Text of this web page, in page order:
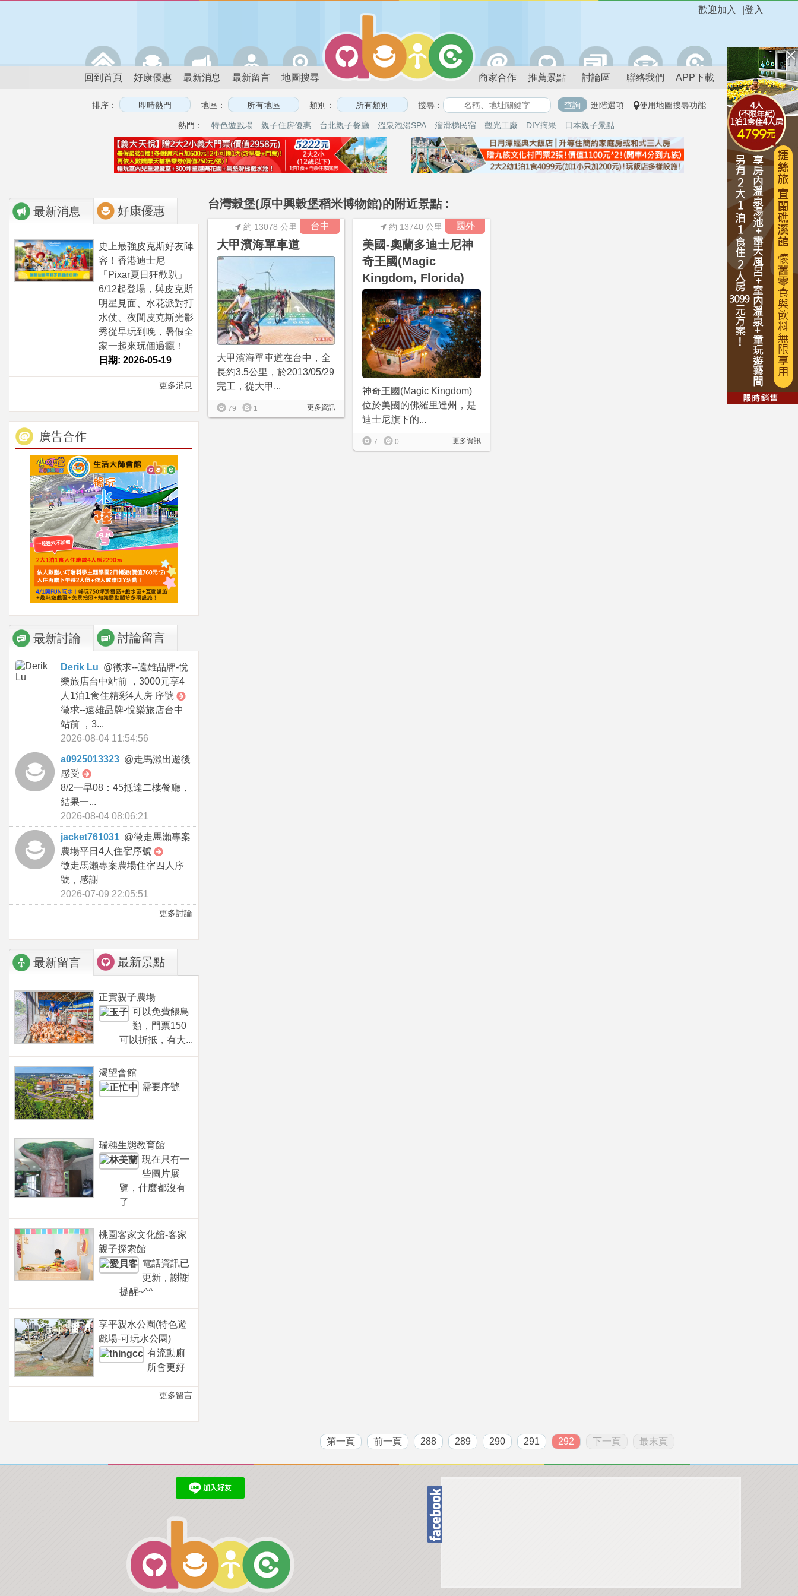
登入
歡迎加入
回到首頁 好康優惠 最新消息 最新留言 地圖搜尋 商家合作 推薦景點 討論區 聯絡我們 APP下載
排序： 地區： 類別： 搜尋： 進階選項 使用地圖搜尋功能
熱門： 特色遊戲場 親子住房優惠 台北親子餐廳 溫泉泡湯SPA 溜滑梯民宿 觀光工廠 DIY摘果 日本親子景點
最新消息 好康優惠
史上最強皮克斯好友陣
容！香港迪士尼
「Pixar夏日狂歡趴」
6/12起登場，與皮克斯
明星見面、水花派對打
水仗、夜間皮克斯光影
秀從早玩到晚，暑假全
家一起來玩個過癮！
日期: 2026-05-19
更多消息
廣告合作
最新討論 討論留言
Derik Lu @徵求--遠雄品牌-悅
樂旅店台中站前 ，3000元享4
人1泊1食住精彩4人房 序號
徵求--遠雄品牌-悅樂旅店台中
站前 ，3...
2026-08-04 11:54:56
a0925013323 @走馬瀨出遊後
感受
8/2一早08：45抵達二樓餐廳，
結果一...
2026-08-04 08:06:21
jacket761031 @徵走馬瀨專案
農場平日4人住宿序號
徵走馬瀨專案農場住宿四人序
號，感謝
2026-07-09 22:05:51
更多討論
最新留言 最新景點
正實親子農場
可以免費餵鳥
類，門票150
可以折抵，有大...
渴望會館
需要序號
瑞穗生態教育館
現在只有一
些圖片展
覽，什麼都沒有
了
桃園客家文化館-客家
親子探索館
電話資訊已
更新，謝謝
提醒~^^
享平親水公園(特色遊
戲場-可玩水公園)
有流動廁
所會更好
更多留言
台灣穀堡(原中興穀堡稻米博物館)的附近景點 : 進階搜尋
台中
約 13078 公里
大甲濱海單車道
大甲濱海單車道在台中，全
長約3.5公里，於2013/05/29
完工，從大甲...
更多資訊
79 1
國外
約 13740 公里
美國-奧蘭多迪士尼神
奇王國(Magic
Kingdom, Florida)
神奇王國(Magic Kingdom)
位於美國的佛羅里達州，是
迪士尼旗下的...
更多資訊
7 0
第一頁 前一頁 288 289 290 291 292 下一頁 最末頁